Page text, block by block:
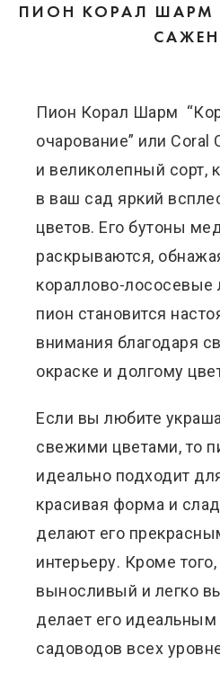
ПИОН КОРАЛ ШАРМ
Пион Корал Шарм
очарование” или Сoral
и великолепный сорт,
в ваш сад яркий
цветов. Его бутоны
раскрываются,
кораллово-лососевые
пион становится
внимания благодаря
окраске и долгому
Если вы любите
свежими цветами, то
идеально подходит
красивая форма и
делают его
интерьеру. Кроме
выносливый и легко
делает его
садоводов всех